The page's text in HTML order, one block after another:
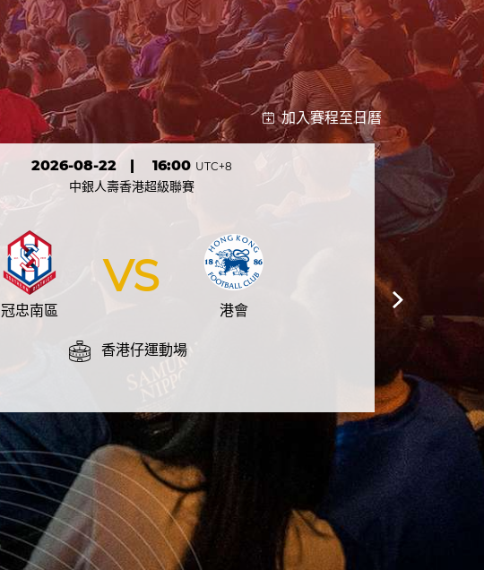
加入賽程至日曆
2026-08-22| 16:00 UTC+8
中銀人壽香港超級聯賽
VS
冠忠南區 港會
香港仔運動場